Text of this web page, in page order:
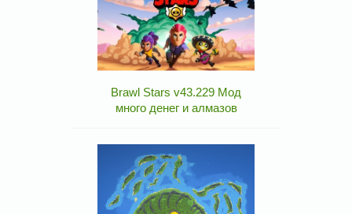
Brawl Stars v43.229 Мод
много денег и алмазов